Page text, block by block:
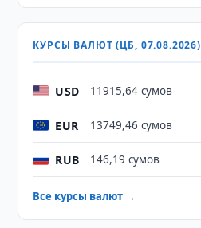
КУРСЫ ВАЛЮТ (ЦБ, 07.08.2026)
USD 11915,64 сумов
EUR 13749,46 сумов
RUB 146,19 сумов
Все курсы валют →